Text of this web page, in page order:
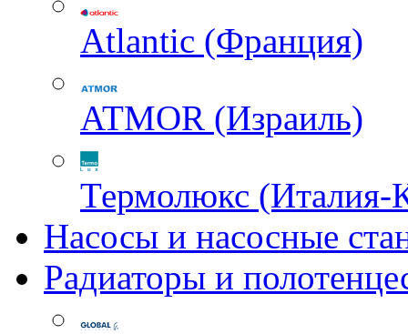
Atlantic (Франция)
ATMOR (Израиль)
Термолюкс (Италия-
Насосы и насосные
Радиаторы и